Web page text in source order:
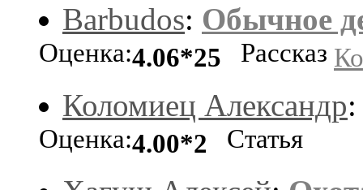
Barbudos: Обычное
Оценка:4.06*25 Рассказ
Коломиец Александр
Оценка:4.00*2
Статья